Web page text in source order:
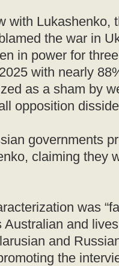
with Lukashenko,
the war in
in power for
with nearly
as a sham by
opposition
governments
claiming they
was
Australian and
and
the